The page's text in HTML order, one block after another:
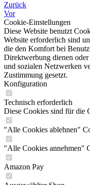
Zurück
Vor
Cookie-Einstellungen
Diese Website benutzt
Website erforderlich sind
die den Komfort bei
Direktwerbung dienen
und sozialen Netzwerken
Zustimmung gesetzt.
Konfiguration
Technisch erforderlich
Diese Cookies sind für die
"Alle Cookies ablehnen"
"Alle Cookies annehmen"
Amazon Pay